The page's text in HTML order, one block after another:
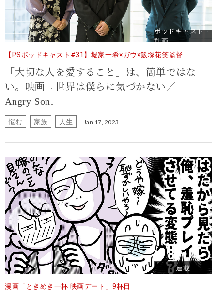
ポッドキャスト・
動画
【PSポッドキャスト#31】堀家一希×ガウ×飯塚花笑監督
「大切な人を愛すること」は、簡単ではな
い。映画『世界は僕らに気づかない／
Angry Son』
悩む 家族 人生 Jan 17, 2023
連載
漫画「ときめき一杯 映画デート」9杯目